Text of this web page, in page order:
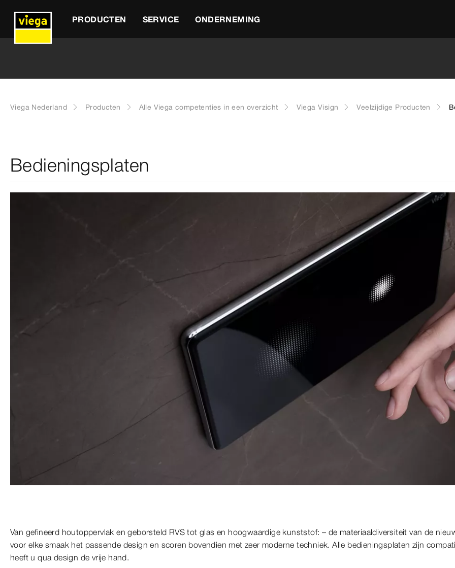
PRODUCTEN SERVICE ONDERNEMING
Viega Nederland Producten Alle Viega competenties in een overzicht Viega Visign Veelzijdige Producten
Bedieningsplaten
Van gefineerd houtoppervlak en geborsteld RVS tot glas en hoogwaardige kunststof: – de materiaaldiversiteit van de
voor elke smaak het passende design en scoren bovendien met zeer moderne techniek. Alle bedieningsplaten zijn
heeft u qua design de vrije hand.